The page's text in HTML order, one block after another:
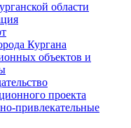
области
Кургана
объектов и
проекта
привлекательные